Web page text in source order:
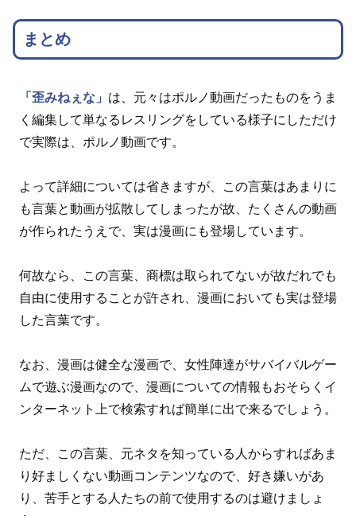
まとめ
「歪みねぇな」 は、元々はポルノ動画だったものをうま
く編集して単なるレスリングをしている様子にしただけ
で実際は、ポルノ動画です。
よって詳細については省きますが、この言葉はあまりに
も言葉と動画が拡散してしまったが故、たくさんの動画
が作られたうえで、実は漫画にも登場しています。
何故なら、この言葉、商標は取られてないが故だれでも
自由に使用することが許され、漫画においても実は登場
した言葉です。
なお、漫画は健全な漫画で、女性陣達がサバイバルゲー
ムで遊ぶ漫画なので、漫画についての情報もおそらくイ
ンターネット上で検索すれば簡単に出で来るでしょう。
ただ、この言葉、元ネタを知っている人からすればあま
り好ましくない動画コンテンツなので、好き嫌いがあ
り、苦手とする人たちの前で使用するのは避けましょ